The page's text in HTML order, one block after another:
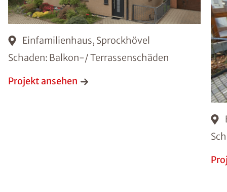
Einfamilienhaus, Sprockhövel
Schaden: Balkon-/ Terrassenschäden
Projekt ansehen